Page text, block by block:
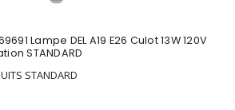
Lampe DEL A19 E26 Culot 13W 120V
STANDARD
STANDARD